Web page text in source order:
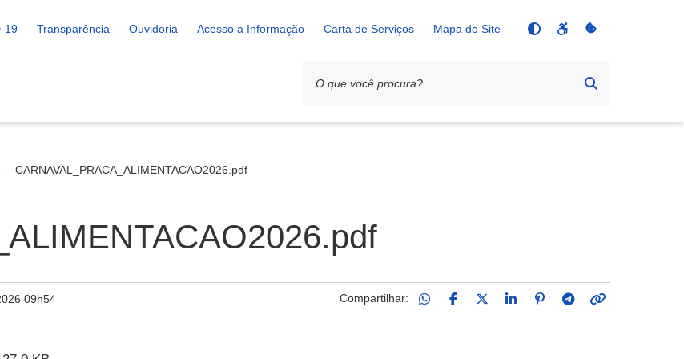
19 Transparência Ouvidoria Acesso a Informação Carta de Serviços Mapa do Site
CARNAVAL_PRACA_ALIMENTACAO2026.pdf
09h54 Compartilhar: